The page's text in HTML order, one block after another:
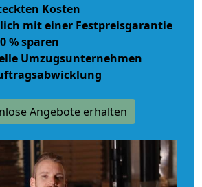
Kosten
mit einer Festpreisgarantie
% sparen
Umzugsunternehmen
Angebote erhalten